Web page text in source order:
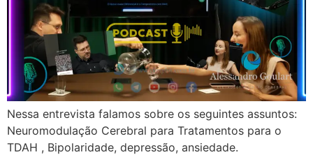
Nessa entrevista falamos sobre os seguintes assuntos:
Neuromodulação Cerebral para Tratamentos para o
TDAH , Bipolaridade, depressão, ansiedade.